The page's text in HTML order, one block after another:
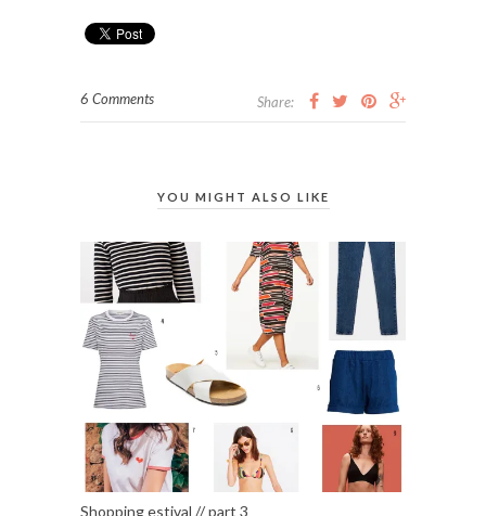
6 Comments Share:
YOU MIGHT ALSO LIKE
Shopping estival // part 3